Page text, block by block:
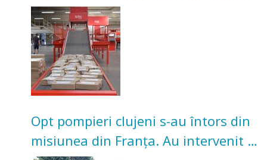
Investiție de 3 milioane de euro
Opt pompieri clujeni s-au întors din
misiunea din Franța. Au intervenit la